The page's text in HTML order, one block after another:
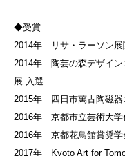
◆受賞
2014年 リサ・ラーソン展
2014年 陶芸の森デザイン
展 入選
2015年 四日市萬古陶磁器
2016年 京都市立芸術大学
2016年 京都花鳥館賞奨学
2017年 Kyoto Art for